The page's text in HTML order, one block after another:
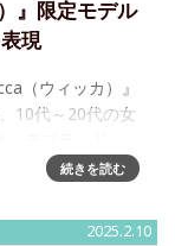
』限定モデル
現
（ウィッカ）』
10代～20代の女
に舞う桜の花を表
続きを読む
2025.2.10